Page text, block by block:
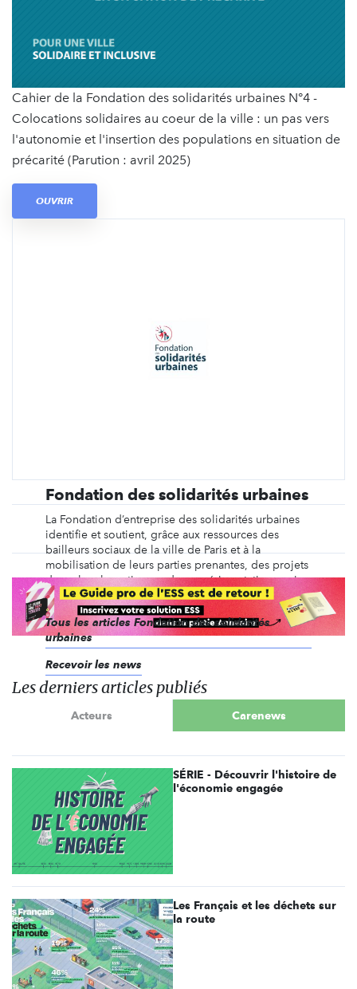
Cahier de la Fondation des solidarités urbaines N°4 -
Colocations solidaires au coeur de la ville : un pas vers
l'autonomie et l'insertion des populations en situation de
précarité (Parution : avril 2025)
OUVRIR
Fondation des solidarités urbaines
La Fondation d’entreprise des solidarités urbaines
identifie et soutient, grâce aux ressources des
bailleurs sociaux de la ville de Paris et à la
mobilisation de leurs parties prenantes, des projets
de recherche-action ou des expérimentations qui
font progresser la ville solidaire, collaborative et ...
Tous les articles Fondation des solidarités
urbaines
Recevoir les news
Les derniers articles publiés
Acteurs Carenews
SÉRIE - Découvrir l'histoire de
l'économie engagée
Les Français et les déchets sur
la route